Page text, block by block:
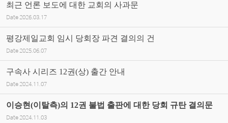
최근 언론 보도에 대한 교회의 사과문
Date 2026.03.17
평강제일교회 임시 당회장 파견 결의의 건
Date 2025.06.07
구속사 시리즈 12권(상) 출간 안내
Date 2024.11.07
이승현(이탈측)의 12권 불법 출판에 대한 당회 규탄 결의문
Date 2024.11.03